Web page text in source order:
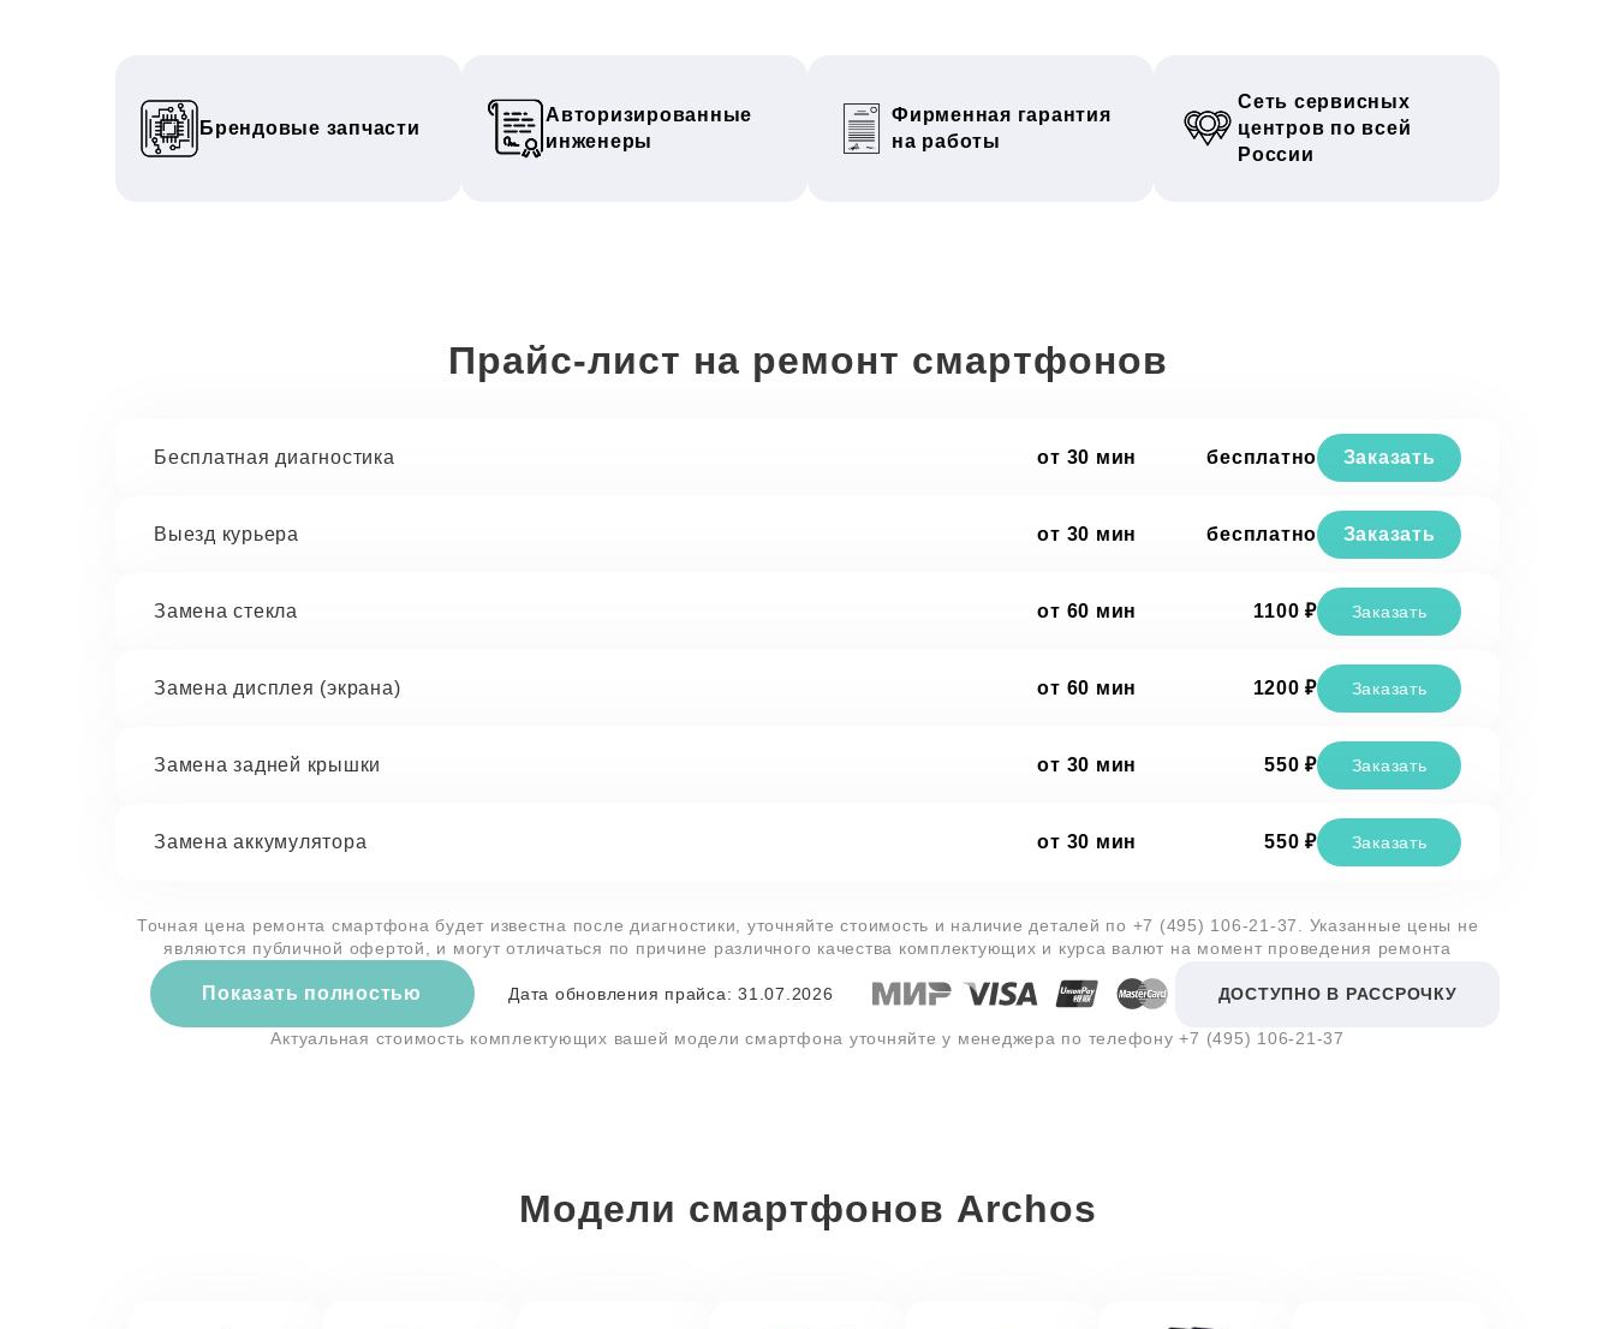
Брендовые запчасти
Авторизированные
инженеры
Фирменная гарантия
на работы
Сеть сервисных
центров по всей
России
Прайс-лист на ремонт смартфонов
Бесплатная диагностика от 30 мин бесплатно Заказать
Выезд курьера от 30 мин бесплатно Заказать
Замена стекла от 60 мин 1100 ₽ Заказать
Замена дисплея (экрана) от 60 мин 1200 ₽ Заказать
Замена задней крышки от 30 мин 550 ₽ Заказать
Замена аккумулятора от 30 мин 550 ₽ Заказать
Точная цена ремонта смартфона будет известна после диагностики, уточняйте стоимость и наличие деталей по +7 (495) 106-21-37
. Указанные цены не
являются публичной офертой, и могут отличаться по причине различного качества комплектующих и курса валют на момент проведения ремонта
Показать полностью Дата обновления прайса: 31.07.2026 ДОСТУПНО В РАССРОЧКУ
Актуальная стоимость комплектующих вашей модели смартфона уточняйте у менеджера по телефону+7 (495) 106-21-37
Модели смартфонов Archos